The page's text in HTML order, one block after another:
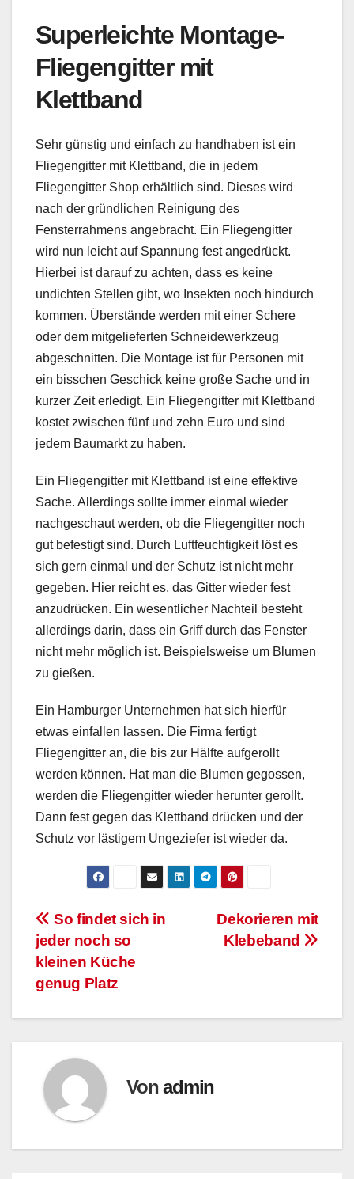
Superleichte Montage-
Fliegengitter mit
Klettband
Sehr günstig und einfach zu handhaben ist ein
Fliegengitter mit Klettband, die in jedem
Fliegengitter Shop erhältlich sind. Dieses wird
nach der gründlichen Reinigung des
Fensterrahmens angebracht. Ein Fliegengitter
wird nun leicht auf Spannung fest angedrückt.
Hierbei ist darauf zu achten, dass es keine
undichten Stellen gibt, wo Insekten noch hindurch
kommen. Überstände werden mit einer Schere
oder dem mitgelieferten Schneidewerkzeug
abgeschnitten. Die Montage ist für Personen mit
ein bisschen Geschick keine große Sache und in
kurzer Zeit erledigt. Ein Fliegengitter mit Klettband
kostet zwischen fünf und zehn Euro und sind
jedem Baumarkt zu haben.
Ein Fliegengitter mit Klettband ist eine effektive
Sache. Allerdings sollte immer einmal wieder
nachgeschaut werden, ob die Fliegengitter noch
gut befestigt sind. Durch Luftfeuchtigkeit löst es
sich gern einmal und der Schutz ist nicht mehr
gegeben. Hier reicht es, das Gitter wieder fest
anzudrücken. Ein wesentlicher Nachteil besteht
allerdings darin, dass ein Griff durch das Fenster
nicht mehr möglich ist. Beispielsweise um Blumen
zu gießen.
Ein Hamburger Unternehmen hat sich hierfür
etwas einfallen lassen. Die Firma fertigt
Fliegengitter an, die bis zur Hälfte aufgerollt
werden können. Hat man die Blumen gegossen,
werden die Fliegengitter wieder herunter gerollt.
Dann fest gegen das Klettband drücken und der
Schutz vor lästigem Ungeziefer ist wieder da.
Beitrags-
Navigation
Dekorieren mit
Klebeband
So findet sich in
jeder noch so
kleinen Küche
genug Platz
Vonadmin